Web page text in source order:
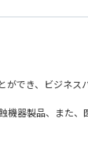
ができ、ビジネス
機器製品、また、
分野に提供して